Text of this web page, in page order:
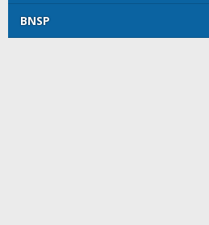
BNSP